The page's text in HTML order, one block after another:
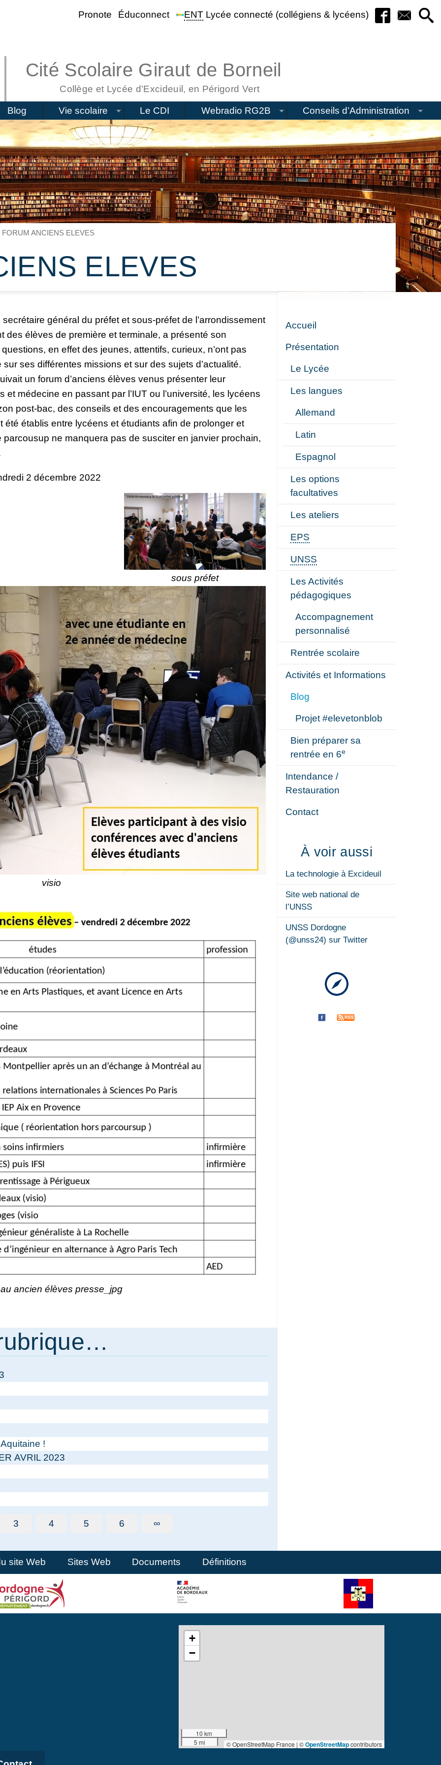
Pronote Éduconnect ENTLycée connecté (collégiens & lycéens)
Cité Scolaire Giraut de Borneil
Collège et Lycée d’Excideuil, en Périgord Vert
Blog Vie scolaire Le CDI Webradio RG2B Conseils d’Administration
FORUM ANCIENS ELEVES
ELEVES
général du préfet et sous-préfet de l’arrondissement
des élèves de première et terminale, a présenté son
en effet des jeunes, attentifs, curieux, n’ont pas
ses différentes missions et sur des sujets d’actualité.
un forum d’anciens élèves venus présenter leur
médecine en passant par l’IUT ou l’université, les lycéens
post-bac, des conseils et des encouragements que les
établis entre lycéens et étudiants afin de prolonger et
ne manquera pas de susciter en janvier prochain,
2 décembre 2022
sous préfet
visio
ancien élèves presse_jpg
!
AVRIL 2023
3 4 5 6 ∞
Accueil
Présentation
Le Lycée
Les langues
Allemand
Latin
Espagnol
Les options
facultatives
Les ateliers
EPS
UNSS
Les Activités
pédagogiques
Accompagnement
personnalisé
Rentrée scolaire
Activités et Informations
Blog
Projet #elevetonblob
Bien préparer sa
rentrée en 6e
Intendance /
Restauration
Contact
À voir aussi
La technologie à Excideuil
Site web national de
l’UNSS
UNSS Dordogne
(@unss24) sur Twitter
site Web Sites Web Documents Définitions
+
−
10 km
5 mi
© OpenStreetMap France | ©OpenStreetMapcontributors